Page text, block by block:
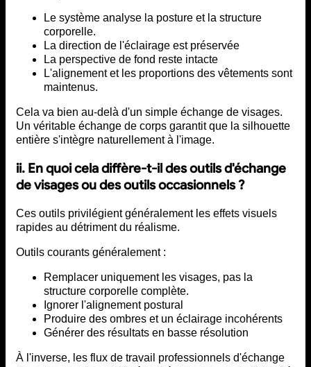
Le système analyse la posture et la structure
corporelle.
La direction de l'éclairage est préservée
La perspective de fond reste intacte
L'alignement et les proportions des vêtements sont
maintenus.
Cela va bien au-delà d'un simple échange de visages.
Un véritable échange de corps garantit que la silhouette
entière s'intègre naturellement à l'image.
ii. En quoi cela diffère-t-il des outils d'échange
de visages ou des outils occasionnels ?
Ces outils privilégient généralement les effets visuels
rapides au détriment du réalisme.
Outils courants généralement :
Remplacer uniquement les visages, pas la
structure corporelle complète.
Ignorer l'alignement postural
Produire des ombres et un éclairage incohérents
Générer des résultats en basse résolution
À l'inverse, les flux de travail professionnels d'échange